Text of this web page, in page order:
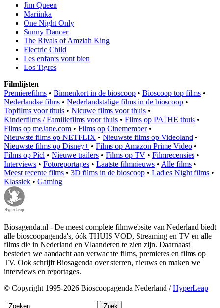
Jim Queen
Mariinka
One Night Only
Sunny Dancer
The Rivals of Amziah King
Electric Child
Les enfants vont bien
Los Tigres
Filmlijsten
Premierefilms • Binnenkort in de bioscoop • Bioscoop top films •
Nederlandse films • Nederlandstalige films in de bioscoop •
Topfilms voor thuis • Nieuwe films voor thuis •
Kinderfilms / Familiefilms voor thuis • Films op PATHE thuis •
Films op meJane.com • Films op Cinemember•
Nieuwste films op NETFLIX • Nieuwste films op Videoland •
Nieuwste films op Disney+ • Films op Amazon Prime Video •
Films op Picl • Nieuwe trailers • Films op TV • Filmrecensies •
Interviews • Fotoreportages • Laatste filmnieuws • Alle films •
Meest recente films • 3D films in de bioscoop • Ladies Night films •
Klassiek • Gaming
Biosagenda.nl - De meest complete filmwebsite van Nederland biedt
alle bioscoopagenda's, óók THUIS VOD, Streaming en TV en alle
films die in Nederland en Vlaanderen te zien zijn. Daarnaast
besteden we aandacht aan verwachte films, premieres en films op
TV. Ook schrijft Biosagenda over sterren, nieuws en maken we
interviews en reportages.
© Copyright 1995-2026 Bioscoopagenda Nederland /HyperLeap